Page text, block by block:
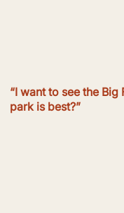
“I want to see the Big
park is best?”